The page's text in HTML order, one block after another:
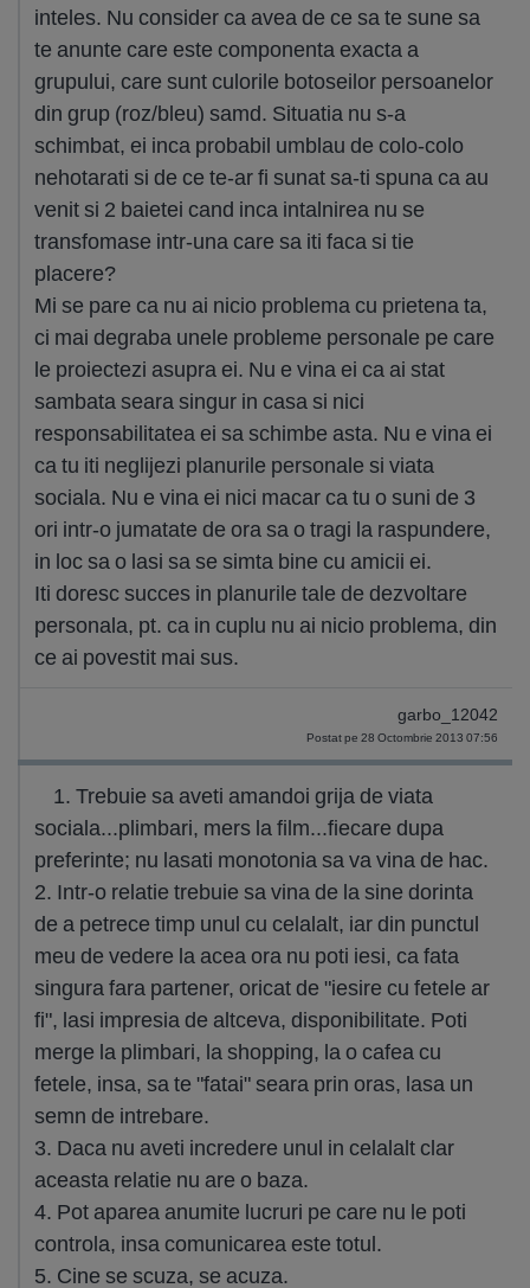
inteles. Nu consider ca avea de ce sa te sune sa
te anunte care este componenta exacta a
grupului, care sunt culorile botoseilor persoanelor
din grup (roz/bleu) samd. Situatia nu s-a
schimbat, ei inca probabil umblau de colo-colo
nehotarati si de ce te-ar fi sunat sa-ti spuna ca au
venit si 2 baietei cand inca intalnirea nu se
transfomase intr-una care sa iti faca si tie
placere?
Mi se pare ca nu ai nicio problema cu prietena ta,
ci mai degraba unele probleme personale pe care
le proiectezi asupra ei. Nu e vina ei ca ai stat
sambata seara singur in casa si nici
responsabilitatea ei sa schimbe asta. Nu e vina ei
ca tu iti neglijezi planurile personale si viata
sociala. Nu e vina ei nici macar ca tu o suni de 3
ori intr-o jumatate de ora sa o tragi la raspundere,
in loc sa o lasi sa se simta bine cu amicii ei.
Iti doresc succes in planurile tale de dezvoltare
personala, pt. ca in cuplu nu ai nicio problema, din
ce ai povestit mai sus.
garbo_12042
Postat pe 28 Octombrie 2013 07:56
1. Trebuie sa aveti amandoi grija de viata
sociala...plimbari, mers la film...fiecare dupa
preferinte; nu lasati monotonia sa va vina de hac.
2. Intr-o relatie trebuie sa vina de la sine dorinta
de a petrece timp unul cu celalalt, iar din punctul
meu de vedere la acea ora nu poti iesi, ca fata
singura fara partener, oricat de "iesire cu fetele ar
fi", lasi impresia de altceva, disponibilitate. Poti
merge la plimbari, la shopping, la o cafea cu
fetele, insa, sa te "fatai" seara prin oras, lasa un
semn de intrebare.
3. Daca nu aveti incredere unul in celalalt clar
aceasta relatie nu are o baza.
4. Pot aparea anumite lucruri pe care nu le poti
controla, insa comunicarea este totul.
5. Cine se scuza, se acuza.